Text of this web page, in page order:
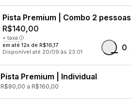
Pista Premium | Combo 2 pessoas
R$140,00
+ taxa
em até 12x de R$16,17
Disponível até 20/09 às 23:01
0
Pista Premium | Individual
R$80,00 a R$160,00